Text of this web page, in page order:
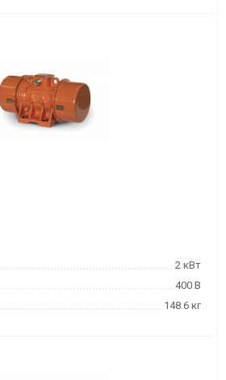
2 кВт
400 В
148.6 кг